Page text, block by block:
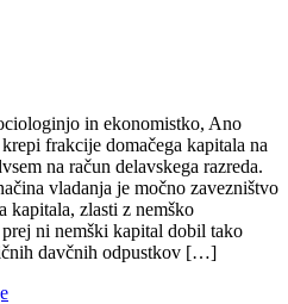
in ekonomistko, Ano
frakcije domačega kapitala na
na račun delavskega razreda.
vladanja je močno zavezništvo
kapitala, zlasti z nemško
ni nemški kapital dobil tako
davčnih odpustkov […]